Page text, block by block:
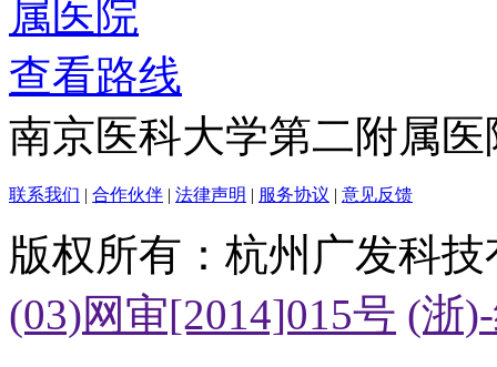
查看路线
南京医科大学第二附属医
联系我们 | 合作伙伴 | 法律声明 | 服务协议 | 意见反馈
版权所有：杭州广发科
(03)网审[2014]015号 (浙